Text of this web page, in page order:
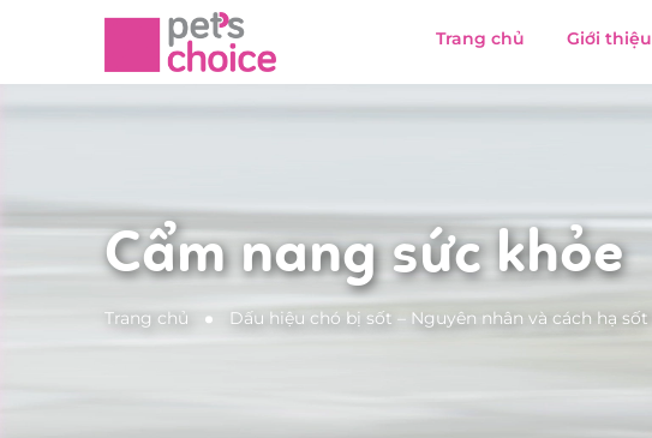
Trang chủ Giới thiệu
Cẩm nang sức khỏe
Trang chủ Dấu hiệu chó bị sốt – Nguyên nhân và cách hạ